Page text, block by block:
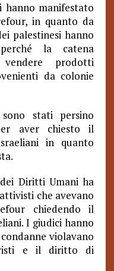
manifestato
in quanto da
palestinesi hanno
la catena
prodotti
da colonie
stati persino
aver chiesto il
in quanto
Diritti Umani ha
che avevano
chiedendo il
I giudici hanno
violavano
e il diritto di